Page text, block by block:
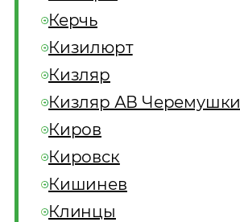
Керчь
Кизилюрт
Кизляр
Кизляр АВ Черемушки
Киров
Кировск
Кишинев
Клинцы